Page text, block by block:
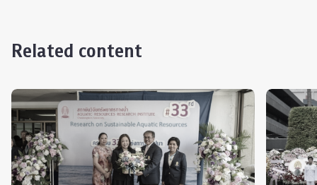
Related content